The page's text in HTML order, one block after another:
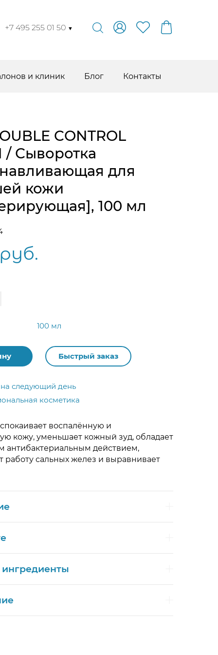
+7 495 255 01 50 ▼
и клиник Блог Контакты
CONTROL
/ Сыворотка
для
кожи
100 мл
100 мл
Быстрый заказ
следующий день
косметика
воспалённую и
кожу, уменьшает кожный зуд, обладает
действием,
работу сальных желез и выравнивает